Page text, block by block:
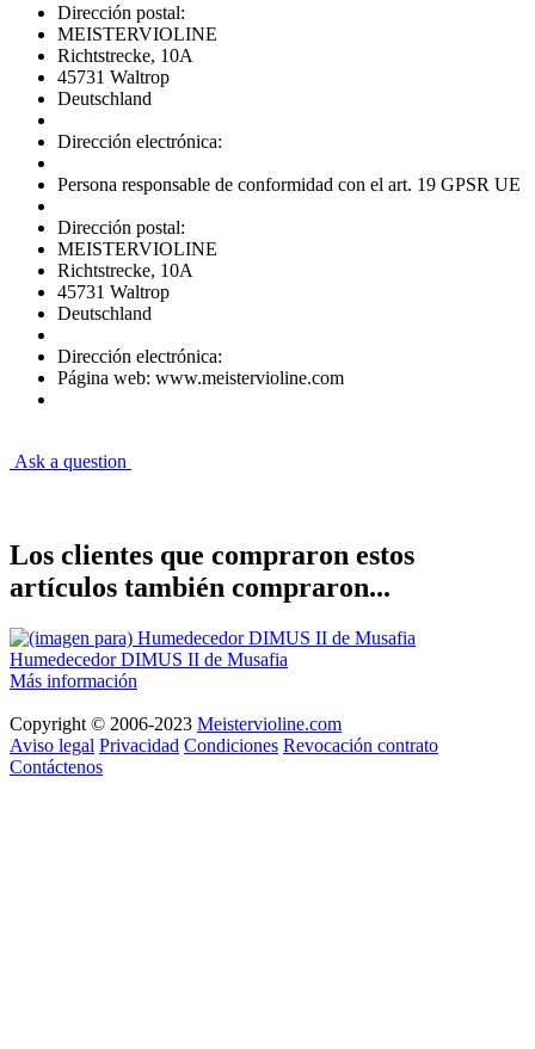
Dirección postal:
MEISTERVIOLINE
Richtstrecke, 10A
45731 Waltrop
Deutschland
Dirección electrónica:
Persona responsable de conformidad con el art. 19 GPSR UE
Dirección postal:
MEISTERVIOLINE
Richtstrecke, 10A
45731 Waltrop
Deutschland
Dirección electrónica:
Página web: www.meistervioline.com
Ask a question
Los clientes que compraron estos
artículos también compraron...
Humedecedor DIMUS II de Musafia
Más información
Copyright © 2006-2023 Meistervioline.com
Aviso legal Privacidad Condiciones Revocación contrato
Contáctenos